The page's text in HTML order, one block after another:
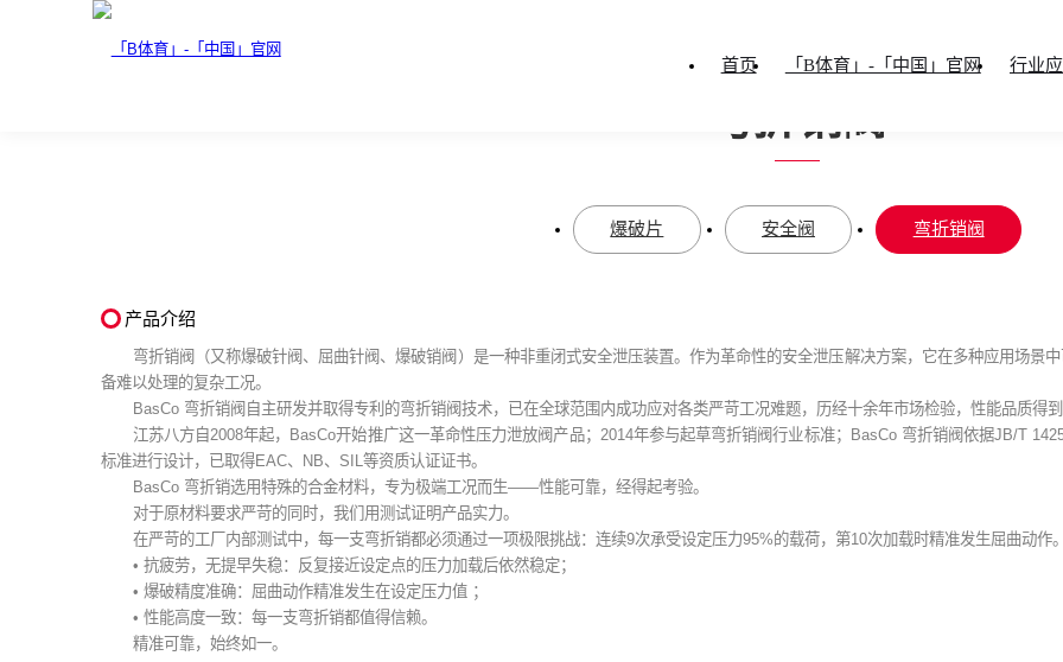
首页 「B体育」-「中国」官网 行业
PRODUCTS
「B体育」-「中国」官
弯折销阀
爆破片 安全阀 弯折销阀
产品介绍
弯折销阀（又称爆破针阀、屈曲针阀、爆破销阀）是一种非重闭式安全泄压装置。作为革命性的安全泄压解决方案，它在多种应用场景
备难以处理的复杂工况。
BasCo 弯折销阀自主研发并取得专利的弯折销阀技术，已在全球范围内成功应对各类严苛工况难题，历经十余年市场检验，性能品质得到
江苏八方自2008年起，BasCo开始推广这一革命性压力泄放阀产品；2014年参与起草弯折销阀行业标准；BasCo 弯折销阀依据JB/T
标准进行设计，已取得EAC、NB、SIL等资质认证证书。
BasCo 弯折销选用特殊的合金材料，专为极端工况而生——性能可靠，经得起考验。
对于原材料要求严苛的同时，我们用测试证明产品实力。
在严苛的工厂内部测试中，每一支弯折销都必须通过一项极限挑战：连续9次承受设定压力95%的载荷，第10次加载时精准发生屈曲动作
• 抗疲劳，无提早失稳：反复接近设定点的压力加载后依然稳定；
• 爆破精度准确：屈曲动作精准发生在设定压力值 ；
• 性能高度一致：每一支弯折销都值得信赖。
精准可靠，始终如一。